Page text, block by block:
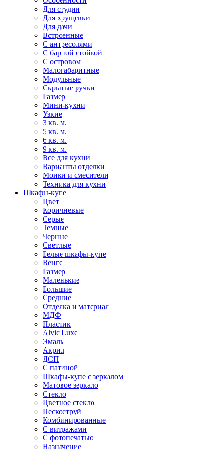
Для студии
Для хрущевки
Для дачи
Встроенные
С антресолями
С барной стойкой
С островом
Малогабаритные
Модульные
Скрытые ручки
Размер
Мини-кухни
Узкие
3 кв. м.
5 кв. м.
6 кв. м.
9 кв. м.
Все для кухни
Варианты отделки
Мойки и смесители
Техника для кухни
Шкафы-купе
Цвет
Коричневые
Серые
Темные
Черные
Светлые
Белые шкафы-купе
Венге
Размер
Маленькие
Большие
Средние
Отделка и материал
МДФ
Пластик
Alvic Luxe
Эмаль
Акрил
ДСП
С патиной
Шкафы-купе с зеркалом
Матовое зеркало
Стекло
Цветное стекло
Пескоструй
Комбинированные
С витражами
С фотопечатью
Назначение